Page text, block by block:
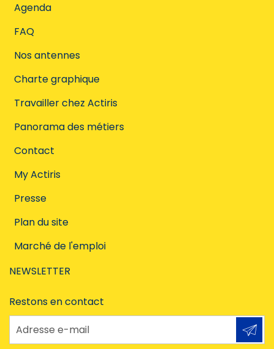
Agenda
FAQ
Nos antennes
Charte graphique
Travailler chez Actiris
Panorama des métiers
Contact
My Actiris
Presse
Plan du site
Marché de l'emploi
NEWSLETTER
Restons en contact
Adresse e-mail